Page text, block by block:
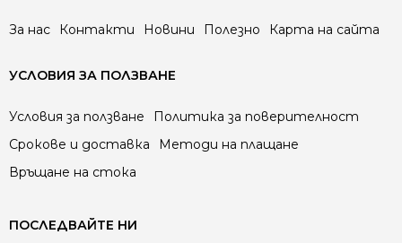
За нас Контакти Новини Полезно Карта на сайта
УСЛОВИЯ ЗА ПОЛЗВАНЕ
Условия за ползване
Политика за поверителност
Срокове и доставка
Методи на плащане
Връщане на стока
ПОСЛЕДВАЙТЕ НИ